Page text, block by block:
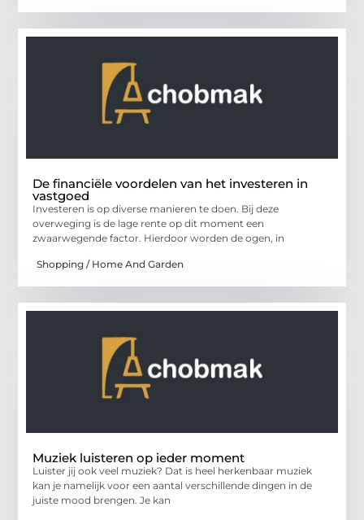
De financiële voordelen van het investeren in
vastgoed
Investeren is op diverse manieren te doen. Bij deze
overweging is de lage rente op dit moment een
zwaarwegende factor. Hierdoor worden de ogen, in
Shopping / Home And Garden
Muziek luisteren op ieder moment
Luister jij ook veel muziek? Dat is heel herkenbaar muziek
kan je namelijk voor een aantal verschillende dingen in de
juiste mood brengen. Je kan